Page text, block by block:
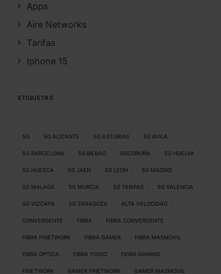
Apps
Aire Networks
Tarifas
Iphone 15
ETIQUETAS
5G 5G ALICANTE 5G ASTURIAS 5G AVILA
5G BARCELONA 5G BILBAO 5GCORUÑA 5G HUELVA
5G HUESCA 5G JAEN 5G LEON 5G MADRID
5G MALAGA 5G MURCIA 5G TARIFAS 5G VALENCIA
5G VIZCAYA 5G ZARAGOZA ALTA VELOCIDAD
CONVERGENTE FIBRA FIBRA CONVERGENTE
FIBRA FINETWORK FIBRA GAMER FIBRA MASMOVIL
FIBRA OPTICA FIBRA YOIGO FIGRA GAMING
FINETWORK GAMER FINETWORK GAMER MASMOVIL